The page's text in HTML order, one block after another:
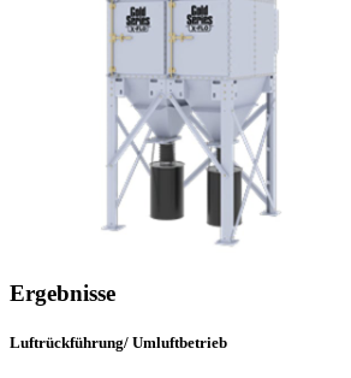
Ergebnisse
Luftrückführung/ Umluftbetrieb